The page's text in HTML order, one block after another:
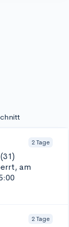
2 Tage
am
2 Tage